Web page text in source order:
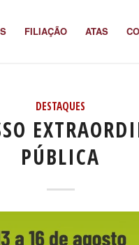
FILIAÇÃO ATAS
DESTAQUES
PÚBLICA